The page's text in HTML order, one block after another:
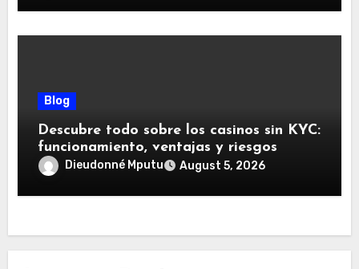
Blog
Descubre todo sobre los casinos sin KYC:
funcionamiento, ventajas y riesgos
Dieudonné Mputu August 5, 2026